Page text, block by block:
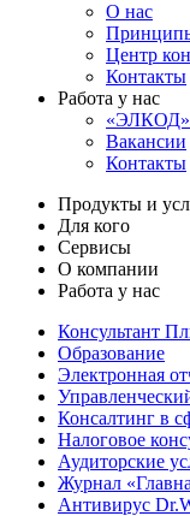
О нас
Центр
Контакты
Работа у нас
«ЭЛКОД»
Вакансии
Контакты
Продукты и
Для кого
Сервисы
О компании
Работа у нас
Консультант
Образование
Электронная
Консалтинг в
Налоговое
Аудиторские
Журнал
Антивирус